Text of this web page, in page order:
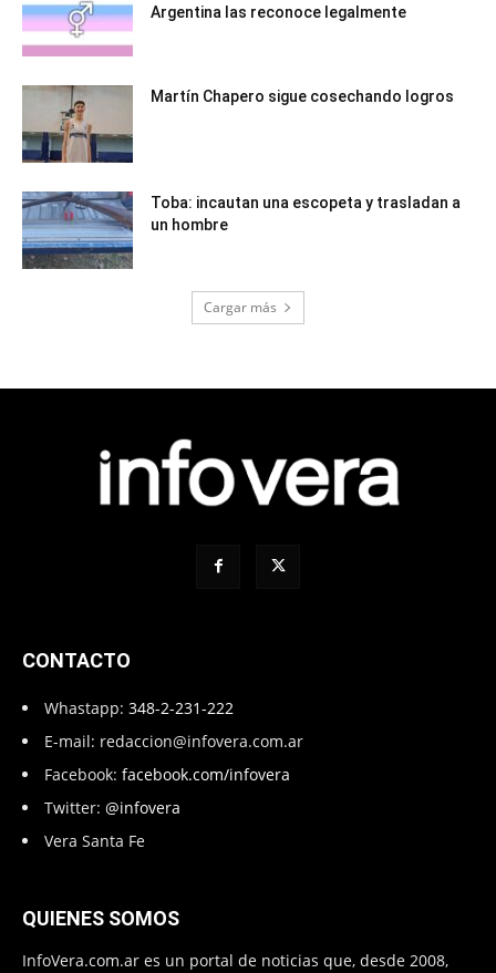
Argentina las reconoce legalmente
Martín Chapero sigue cosechando logros
Toba: incautan una escopeta y trasladan a
un hombre
Cargar más
CONTACTO
Whastapp: 348-2-231-222
E-mail: redaccion@infovera.com.ar
Facebook: facebook.com/infovera
Twitter: @infovera
Vera Santa Fe
QUIENES SOMOS
InfoVera.com.ar es un portal de noticias que, desde 2008,